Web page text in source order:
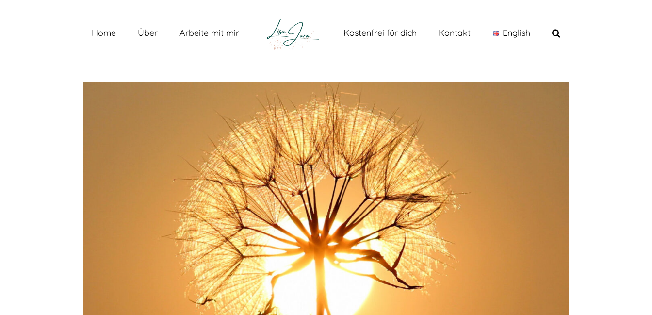
Home Über Arbeite mit mir Kostenfrei für dich Kontakt English